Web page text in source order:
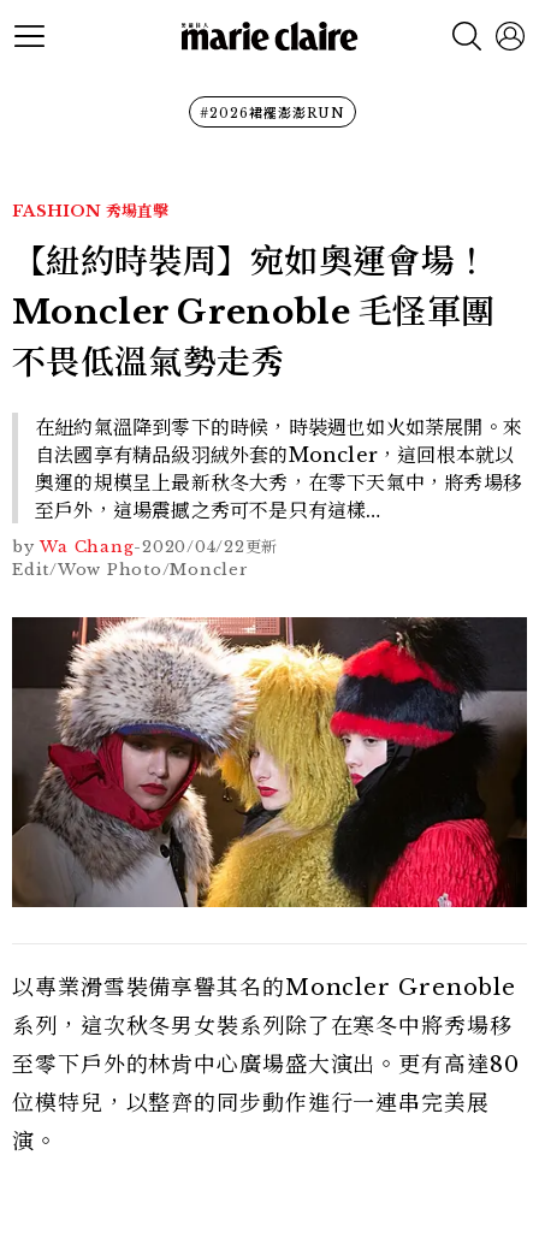
#2026裙襬澎澎RUN
FASHION 秀場直擊
【紐約時裝周】宛如奧運會場！
Moncler Grenoble 毛怪軍團
不畏低溫氣勢走秀
在紐約氣溫降到零下的時候，時裝週也如火如荼展開。來
自法國享有精品級羽絨外套的Moncler，這回根本就以
奧運的規模呈上最新秋冬大秀，在零下天氣中，將秀場移
至戶外，這場震撼之秀可不是只有這樣…
by Wa Chang-2020/04/22更新
Edit/Wow Photo/Moncler
以專業滑雪裝備享譽其名的Moncler Grenoble
系列，這次秋冬男女裝系列除了在寒冬中將秀場移
至零下戶外的林肯中心廣場盛大演出。更有高達80
位模特兒，以整齊的同步動作進行一連串完美展
演。